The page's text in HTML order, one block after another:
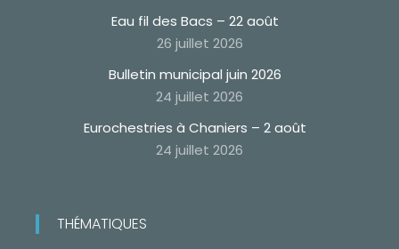
Eau fil des Bacs – 22 août
26 juillet 2026
Bulletin municipal juin 2026
24 juillet 2026
Eurochestries à Chaniers – 2 août
24 juillet 2026
THÉMATIQUES